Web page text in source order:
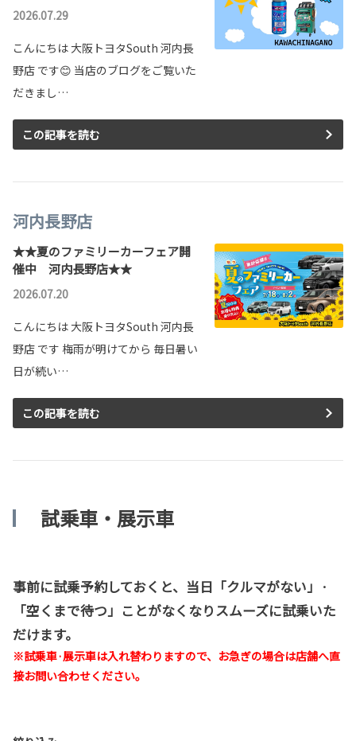
2026.07.29
こんにちは 大阪トヨタSouth 河内長
野店 です😊 当店のブログをご覧いた
だきまし…
この記事を読む
河内長野店
★★夏のファミリーカーフェア開
催中 河内長野店★★
2026.07.20
こんにちは 大阪トヨタSouth 河内長
野店 です 梅雨が明けてから 毎日暑い
日が続い…
この記事を読む
試乗車・展示車
事前に試乗予約しておくと、当日「クルマがない」·
「空くまで待つ」ことがなくなりスムーズに試乗いた
だけます。
※試乗車·展示車は入れ替わりますので、お急ぎの場合は店舗へ直
接お問い合わせください。